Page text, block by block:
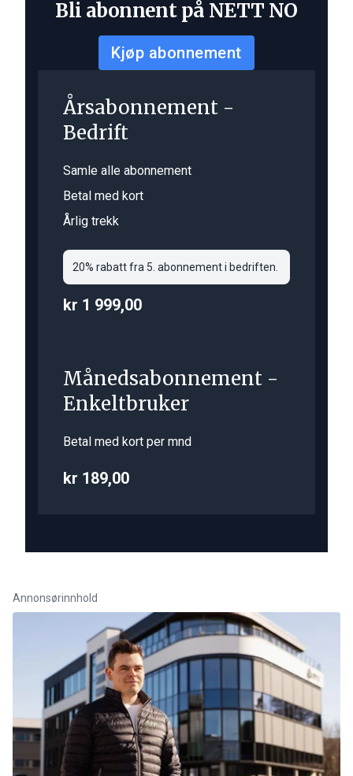
Bli abonnent på NETT NO
Kjøp abonnement
Årsabonnement -
Bedrift
Samle alle abonnement
Betal med kort
Årlig trekk
20% rabatt fra 5. abonnement i bedriften.
kr 1 999,00
Månedsabonnement -
Enkeltbruker
Betal med kort per mnd
kr 189,00
Annonsørinnhold